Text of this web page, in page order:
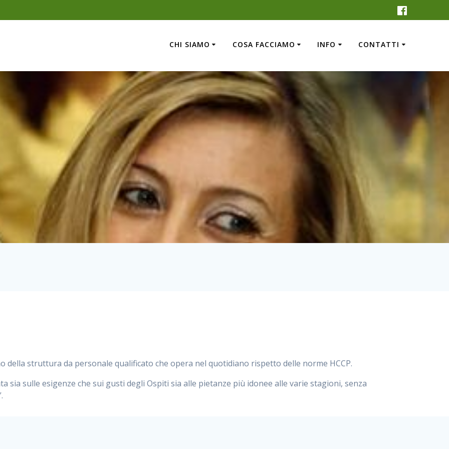
CHI SIAMO COSA FACCIAMO INFO CONTATTI
della struttura da personale qualificato che opera nel quotidiano rispetto delle norme HCCP.
sia sulle esigenze che sui gusti degli Ospiti sia alle pietanze più idonee alle varie stagioni, senza